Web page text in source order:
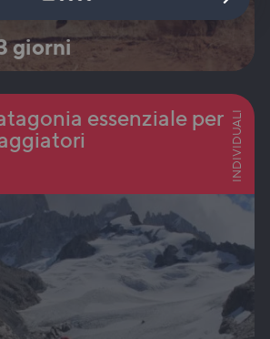
giorni
essenziale per INDIVIDUALI